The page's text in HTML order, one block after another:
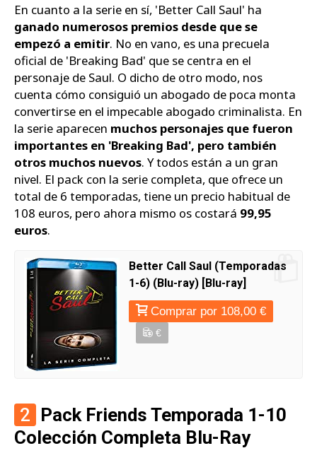
En cuanto a la serie en sí, 'Better Call Saul' ha
ganado numerosos premios desde que se
empezó a emitir. No en vano, es una precuela
oficial de 'Breaking Bad' que se centra en el
personaje de Saul. O dicho de otro modo, nos
cuenta cómo consiguió un abogado de poca monta
convertirse en el impecable abogado criminalista. En
la serie aparecen muchos personajes que fueron
importantes en 'Breaking Bad', pero también
otros muchos nuevos. Y todos están a un gran
nivel. El pack con la serie completa, que ofrece un
total de 6 temporadas, tiene un precio habitual de
108 euros, pero ahora mismo os costará 99,95
euros.
Better Call Saul (Temporadas
1-6) (Blu-ray) [Blu-ray]
Comprar por 108,00 €
€
2 Pack Friends Temporada 1-10
Colección Completa Blu-Ray